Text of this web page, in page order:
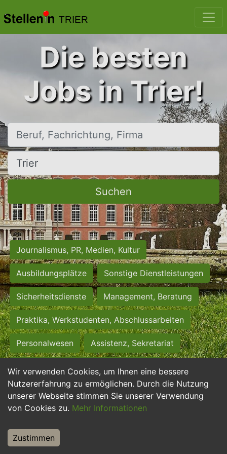
TRIER
Wir verwenden Cookies, um Ihnen eine bessere
Nutzererfahrung zu ermöglichen. Durch die Nutzung
unserer Webseite stimmen Sie unserer Verwendung
von Cookies zu. Mehr Informationen
Zustimmen
Die besten
Jobs in Trier!
Beruf, Fachrichtung, Firma
Ort, Stadt
Suchen
Journalismus, PR, Medien, Kultur
Ausbildungsplätze Sonstige Dienstleistungen
Sicherheitsdienste Management, Beratung
Praktika, Werkstudenten, Abschlussarbeiten
Personalwesen Assistenz, Sekretariat
Hilfskräfte, Aushilfs- und Nebenjobs
Einkauf, Logistik, Materialwirtschaft
Weiterbildung, Studium, duale Ausbildung
Tourismus